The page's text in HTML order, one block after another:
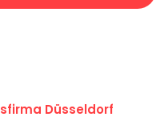
Düsseldorf